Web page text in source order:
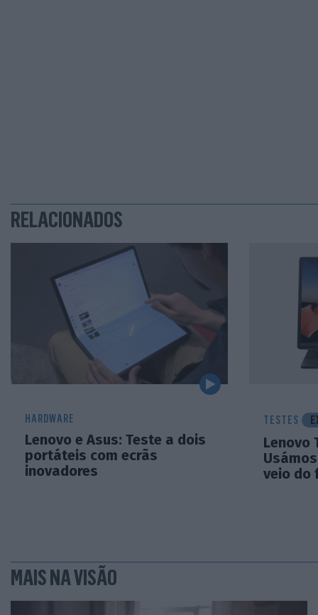
RELACIONADOS
HARDWARE
Lenovo e Asus: Teste a dois
portáteis com ecrãs
inovadores
TESTES
Lenovo
veio do
MAIS NA VISÃO